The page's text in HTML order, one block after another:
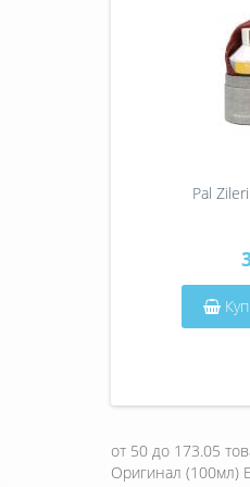
Pal
от 50 до 173.05
Оригинал (100мл)